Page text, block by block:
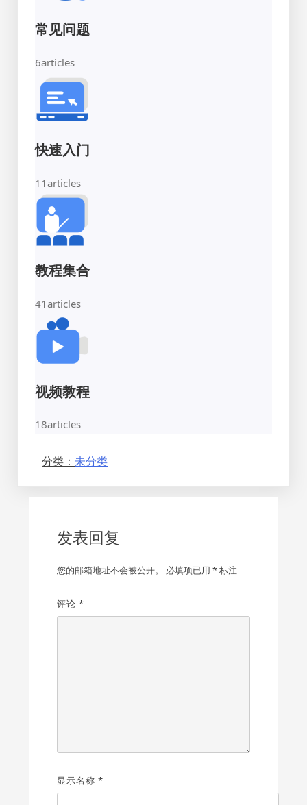
常见问题
6articles
快速入门
11articles
教程集合
41articles
视频教程
18articles
分类： 未分类
发表回复
您的邮箱地址不会被公开。 必填项已用 *标注
评论 *
显示名称 *